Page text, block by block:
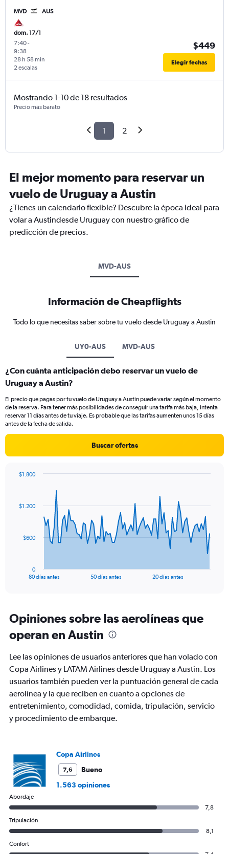
MVD AUS
dom. 17/1
7:40-
9:38
2 escalas
28 h 58 min
$449
Elegir fechas
Mostrando 1-10 de 18 resultados
Precio más barato
1 2
El mejor momento para reservar un
vuelo de Uruguay a Austin
¿Tienes un calendario flexible? Descubre la época ideal para
volar a Austindesde Uruguay con nuestro gráfico de
predicción de precios.
MVD-AUS
Información de Cheapflights
Todo lo que necesitas saber sobre tu vuelo desde Uruguay a Austin
UY0-AUS MVD-AUS
¿Con cuánta anticipación debo reservar un vuelo de
Uruguay a Austin?
El precio que pagas por tu vuelo de Uruguay a Austin puede variar según el momento
de la reserva. Para tener más posibilidades de conseguir una tarifa más baja, intenta
reservar 11 días antes de tu viaje. Es probable que las tarifas aumenten unos 15 días
antes de la fecha de salida.
Buscar ofertas
data
The
Range:
81
categories.
The
chart
1
Y
axis
displaying
Range:
80 días antes 50 días antes 20 días antes
0
$600
$1.200
$1.800
Opiniones sobre las aerolíneas que
operan en Austin
Lee las opiniones de usuarios anteriores que han volado con
Copa Airlines y LATAM Airlines desde Uruguay a Austin. Los
usuarios también pueden ver la puntuación general de cada
aerolínea y la que reciben en cuanto a opciones de
entretenimiento, comodidad, comida, tripulación, servicio
y procedimiento de embarque.
Copa Airlines
7,6
Bueno
1.563 opiniones
Abordaje
7,8
Tripulación
8,1
Confort